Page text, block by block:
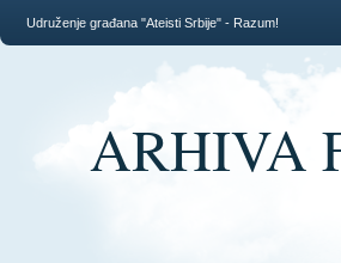
Udruženje građana "Ateisti Srbije" - Razum!
ARHIVA